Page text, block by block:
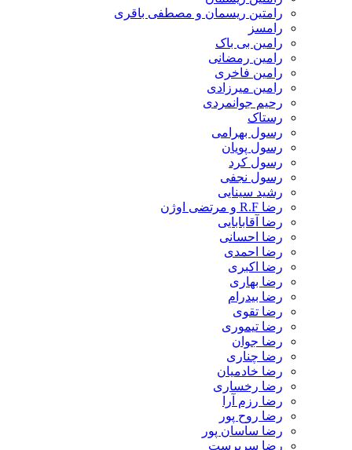
رامتین ریسمان و مصطفی باقری
رامسز
رامین بی باک
رامین رمضانی
رامین فاخری
رامین میرزادی
رحیم جوانمردی
رستاک
رسول بهرامی
رسول پویان
رسول کرد
رسول نجفی
رشید سینایی
رضا R.F و مرتضی اوژن
رضا آقابابایی
رضا احسانی
رضا احمدی
رضا اکبری
رضا بهاری
رضا بیدرام
رضا تقوی
رضا تیموری
رضا جوان
رضا چناری
رضا خادمیان
رضا رخساری
رضا رزم آرا
رضا روح پور
رضا ساسان پور
رضا سرپرست